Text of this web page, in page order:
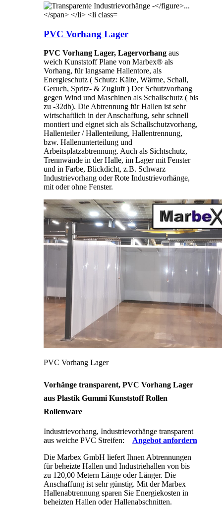
PVC Vorhang Lager
PVC Vorhang Lager, Lagervorhang aus
weich Kunststoff Plane von Marbex® als
Vorhang, für langsame Hallentore, als
Energieschutz ( Schutz: Kälte, Wärme, Schall,
Geruch, Spritz- & Zugluft ) Der Schutzvorhang
gegen Wind und Maschinen als Schallschutz ( bis
zu -32db). Die Abtrennung für Hallen ist sehr
wirtschaftlich in der Anschaffung, sehr schnell
montiert und eignet sich als Schallschutzvorhang,
Hallenteiler /Hallenteilung, Hallentrennung,
bzw. Hallenunterteilung und
Arbeitsplatzabtrennung. Auch als Sichtschutz,
Trennwände in der Halle, im Lager mit Fenster
und in Farbe, Blickdicht, z.B. Schwarz
Industrievorhang oder Rote Industrievorhänge,
mit oder ohne Fenster.
PVC Vorhang Lager
Vorhänge transparent, PVC Vorhang Lager
aus Plastik Gummi Kunststoff Rollen
Rollenware
Industrievorhang, Industrievorhänge transparent
aus weiche PVC Streifen:
Angebot anfordern
Die Marbex GmbH liefert Ihnen Abtrennungen
für beheizte Hallen und Industriehallen von bis
zu 120,00 Metern Länge oder Länger. Die
Anschaffung ist sehr günstig. Mit der Marbex
Hallenabtrennung sparen Sie Energiekosten in
beheizten Hallen oder Hallenabschnitten.